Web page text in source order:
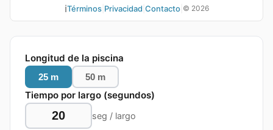
ℹ️Términos| Privacidad Contacto| © 2026
Longitud de la piscina
25 m 50 m
Tiempo por largo (segundos)
seg / largo